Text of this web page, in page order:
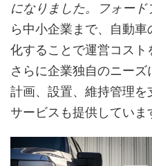
になりました。フォード
ら中小企業まで、自動
化することで運営コスト
さらに企業独自のニー
計画、設置、維持管理
サービスも提供していま